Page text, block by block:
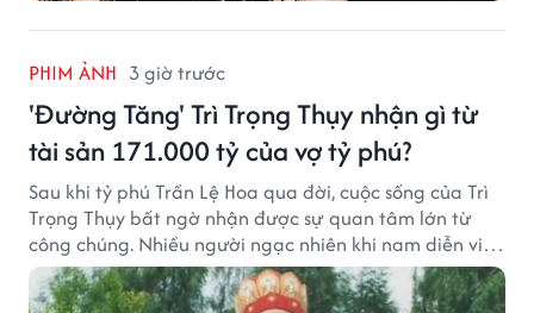
PHIM ẢNH 3 giờ trước
'Đường Tăng' Trì Trọng Thụy nhận gì từ
tài sản 171.000 tỷ của vợ tỷ phú?
Sau khi tỷ phú Trần Lệ Hoa qua đời, cuộc sống của Trì
Trọng Thụy bất ngờ nhận được sự quan tâm lớn từ
công chúng. Nhiều người ngạc nhiên khi nam diễn viên
nổi tiếng với vai Đường Tăng không xuất hiện trong
danh sách thừa kế khối tài sản hàng chục tỷ NDT.